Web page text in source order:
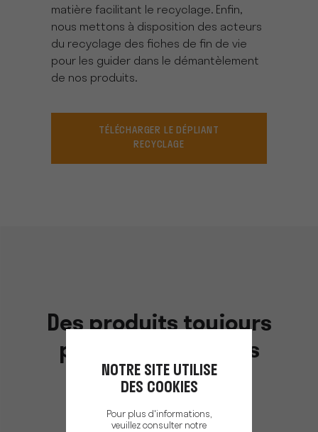
matière facilitant le recyclage. Enfin,
nous mettons à disposition des acteurs
du recyclage des fiches de fin de vie
pour les guider dans le démantèlement
de nos produits.
TÉLÉCHARGER LE DÉPLIANT
RECYCLAGE
Des produits toujours
plus ergonomiques
NOTRE SITE UTILISE
DES COOKIES
Pour plus d'informations,
veuillez consulter notre